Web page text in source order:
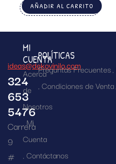
AÑADIR AL CARRITO
ideas@dekovinilo.com
324
653
5476
Carrera
9
#
MI
CUENTA
Acerca
de
Nosotros
Mi
Cuenta
Contáctanos
POLÍTICAS
Preguntas Frecuentes
Condiciones de Venta